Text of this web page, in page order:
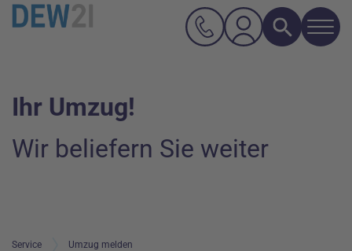
Suche
Ihr Umzug!
Wir beliefern Sie weiter
Service Umzug melden